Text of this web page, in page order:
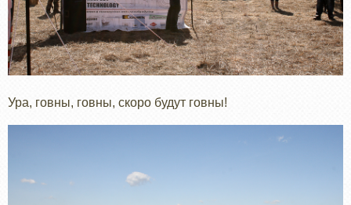
Ура, говны, говны, скоро будут говны!